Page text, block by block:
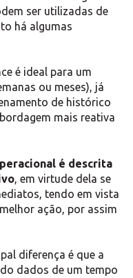
ser utilizadas de
há algumas
é ideal para um
ou meses), já
de histórico
mais reativa
é descrita
, em virtude dela se
tendo em vista
ação, por assim
diferença é que a
dados de um tempo